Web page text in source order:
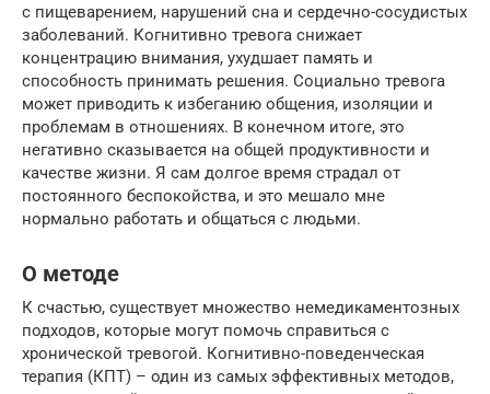
с пищеварением, нарушений сна и сердечно-сосудистых
заболеваний. Когнитивно тревога снижает
концентрацию внимания, ухудшает память и
способность принимать решения. Социально тревога
может приводить к избеганию общения, изоляции и
проблемам в отношениях. В конечном итоге, это
негативно сказывается на общей продуктивности и
качестве жизни. Я сам долгое время страдал от
постоянного беспокойства, и это мешало мне
нормально работать и общаться с людьми.
О методе
К счастью, существует множество немедикаментозных
подходов, которые могут помочь справиться с
хронической тревогой. Когнитивно-поведенческая
терапия (КПТ) – один из самых эффективных методов,